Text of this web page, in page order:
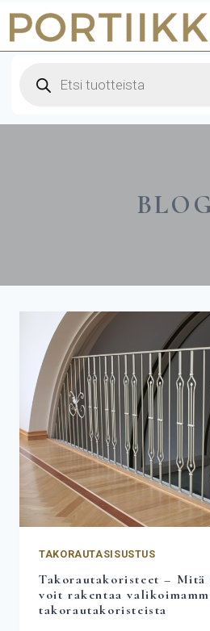
TAKORAUTASISUSTUS
Takorautakoristeet – Mitä
voit rakentaa
takorautakoristeista